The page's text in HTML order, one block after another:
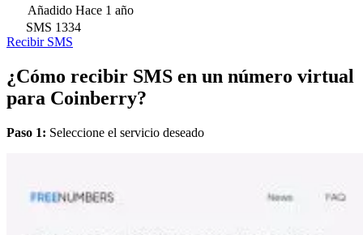
Añadido Hace 1 año
SMS 1334
Recibir SMS
¿Cómo recibir SMS en un número virtual
para Coinberry?
Paso 1: Seleccione el servicio deseado